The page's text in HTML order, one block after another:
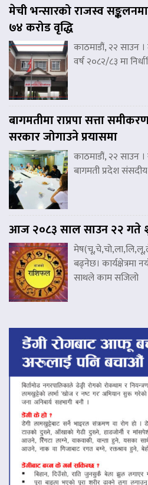
मेची भन्सारको राजस्व
७४ करोड वृद्धि
काठमाडौं, २२ साउन
वर्ष २०८२/८३ मा
बागमतीमा राप्रपा सत्ता
सरकार जोगाउने प्रयासमा
काठमाडौं, २२ साउन ।
बागमती प्रदेश
आज २०८३ साल साउन २२ गते
बढ्नेछ। कार्यक्षेत्रमा
साथले काम सजिलो